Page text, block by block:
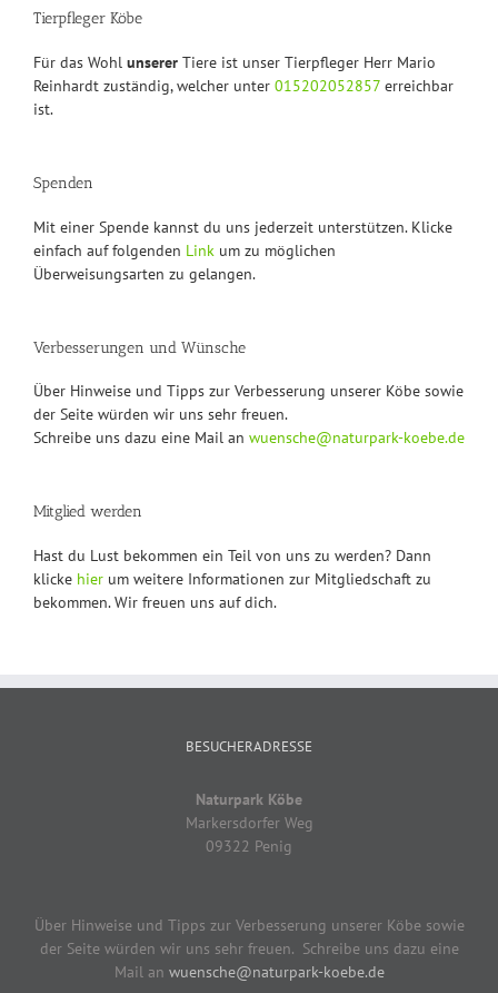
Tierpfleger Köbe
Für das Wohl unserer Tiere ist unser Tierpfleger Herr Mario
Reinhardt zuständig, welcher unter 015202052857 erreichbar
ist.
Spenden
Mit einer Spende kannst du uns jederzeit unterstützen. Klicke
einfach auf folgenden Link um zu möglichen
Überweisungsarten zu gelangen.
Verbesserungen und Wünsche
Über Hinweise und Tipps zur Verbesserung unserer Köbe sowie
der Seite würden wir uns sehr freuen.
Schreibe uns dazu eine Mail an wuensche@naturpark-koebe.de
Mitglied werden
Hast du Lust bekommen ein Teil von uns zu werden? Dann
klicke hier um weitere Informationen zur Mitgliedschaft zu
bekommen. Wir freuen uns auf dich.
BESUCHERADRESSE
Naturpark Köbe
Markersdorfer Weg
09322 Penig
Über Hinweise und Tipps zur Verbesserung unserer Köbe sowie
der Seite würden wir uns sehr freuen. Schreibe uns dazu eine
Mail an wuensche@naturpark-koebe.de